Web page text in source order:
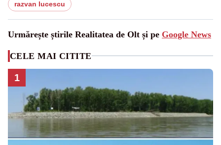
razvan lucescu
Urmărește știrile Realitatea de Olt și pe Google News
CELE MAI CITITE
1